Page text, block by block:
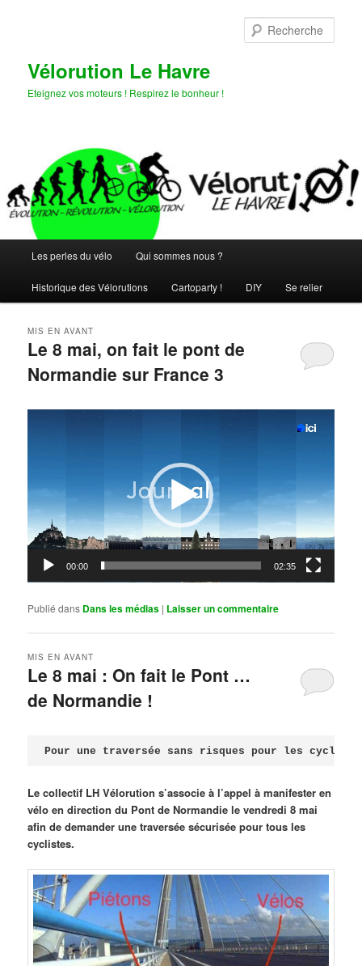
Vélorution Le Havre
Eteignez vos moteurs ! Respirez le bonheur !
principal
Les perles du vélo Qui sommes nous ?
Historique des Vélorutions Cartoparty ! DIY Se relier
Le 8 mai, on fait le pont de
Normandie sur France 3
MIS EN AVANT
00:00 02:35
Publié dans Dans les médias | Laisser un commentaire
Le 8 mai : On fait le Pont …
de Normandie !
MIS EN AVANT
Pour une traversée sans risques pour les
Le collectif LH Vélorution s’associe à l’appel à manifester en
vélo en direction du Pont de Normandie le vendredi 8 mai
afin de demander une traversée sécurisée pour tous les
cyclistes.